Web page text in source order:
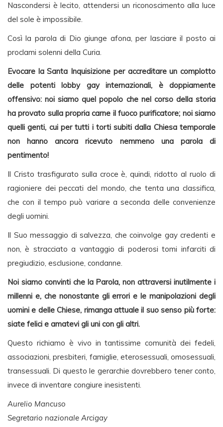
Nascondersi è lecito, attendersi un riconoscimento alla luce
del sole è impossibile.
Così la parola di Dio giunge afona, per lasciare il posto ai
proclami solenni della Curia.
Evocare la Santa Inquisizione per accreditare un complotto
delle potenti lobby gay internazionali, è doppiamente
offensivo: noi siamo quel popolo che nel corso della storia
ha provato sulla propria carne il fuoco purificatore; noi siamo
quelli genti, cui per tutti i torti subiti dalla Chiesa temporale
non hanno ancora ricevuto nemmeno una parola di
pentimento!
Il Cristo trasfigurato sulla croce è, quindi, ridotto al ruolo di
ragioniere dei peccati del mondo, che tenta una classifica,
che con il tempo può variare a seconda delle convenienze
degli uomini.
Il Suo messaggio di salvezza, che coinvolge gay credenti e
non, è stracciato a vantaggio di poderosi tomi infarciti di
pregiudizio, esclusione, condanne.
Noi siamo convinti che la Parola, non attraversi inutilmente i
millenni e, che nonostante gli errori e le manipolazioni degli
uomini e delle Chiese, rimanga attuale il suo senso più forte:
siate felici e amatevi gli uni con gli altri.
Questo richiamo è vivo in tantissime comunità dei fedeli,
associazioni, presbiteri, famiglie, eterosessuali, omosessuali,
transessuali. Di questo le gerarchie dovrebbero tener conto,
invece di inventare congiure inesistenti.
Aurelio Mancuso
Segretario nazionale Arcigay